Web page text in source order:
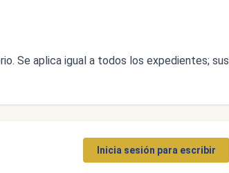
Se aplica igual a todos los expedientes; sus
Inicia sesión para escribir